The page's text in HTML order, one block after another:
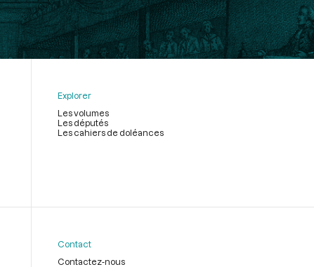
Explorer
Les volumes
Les députés
Les cahiers de doléances
Contact
Contactez-nous